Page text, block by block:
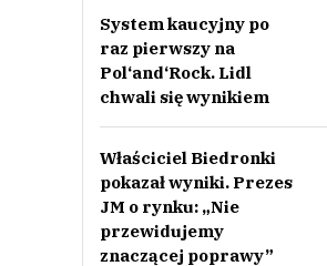
System kaucyjny po
raz pierwszy na
Pol‘and‘Rock. Lidl
chwali się wynikiem
Właściciel Biedronki
pokazał wyniki. Prezes
JM o rynku: „Nie
przewidujemy
znaczącej poprawy”